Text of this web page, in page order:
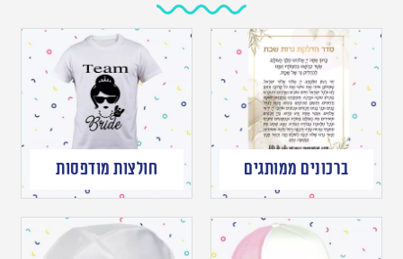
ברכונים ממותגים חולצות מודפסות